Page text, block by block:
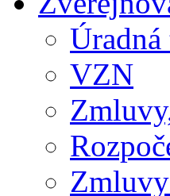
VZN